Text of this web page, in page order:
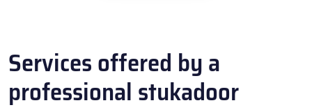
Services offered by a
professional stukadoor